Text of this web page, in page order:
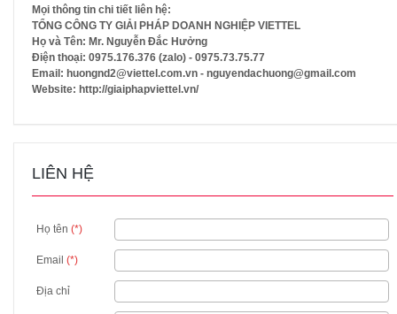
Mọi thông tin chi tiết liên hệ:
TỔNG CÔNG TY GIẢI PHÁP DOANH NGHIỆP VIETTEL
Họ và Tên: Mr. Nguyễn Đắc Hưởng
Điện thoại: 0975.176.376 (zalo) - 0975.73.75.77
Email: huongnd2@viettel.com.vn - nguyendachuong@gmail.com
Website: http://giaiphapviettel.vn/
LIÊN HỆ
Họ tên (*)
Email (*)
Địa chỉ